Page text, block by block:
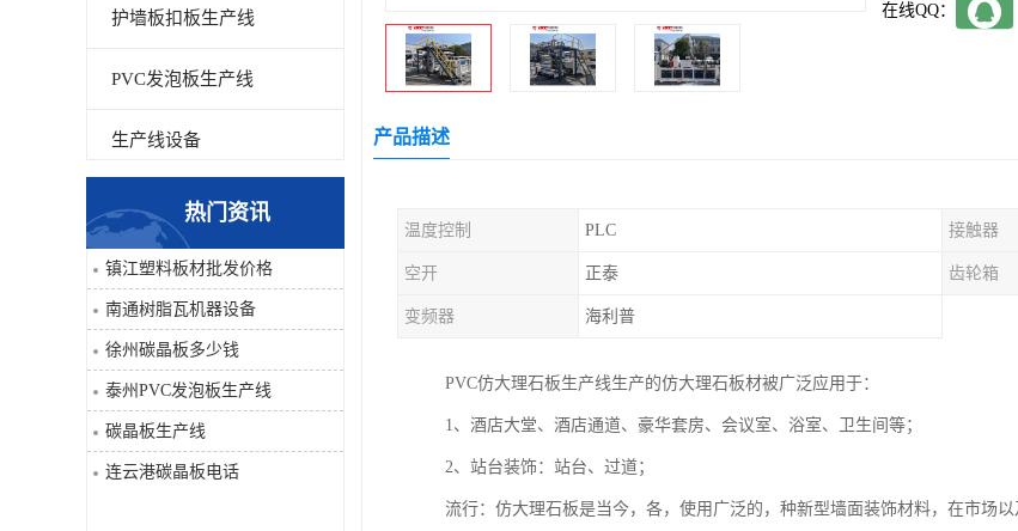
护墙板扣板生产线
PVC发泡板生产线
生产线设备
碳晶板生产线
PVC仿大理石板生产线
热门资讯
镇江塑料板材批发价格
南通树脂瓦机器设备
徐州碳晶板多少钱
泰州PVC发泡板生产线
碳晶板生产线
连云港碳晶板电话
在线QQ：
产品描述
温度控制 PLC 接触器
空开 正泰 齿轮箱
变频器 海利普
PVC仿大理石板生产线生产的仿大理石板材被广泛应用于：
1、酒店大堂、酒店通道、豪华套房、会议室、浴室、卫生间等；
2、站台装饰：站台、过道；
流行：仿大理石板是当今，各，使用广泛的，种新型墙面装饰材料，在市场